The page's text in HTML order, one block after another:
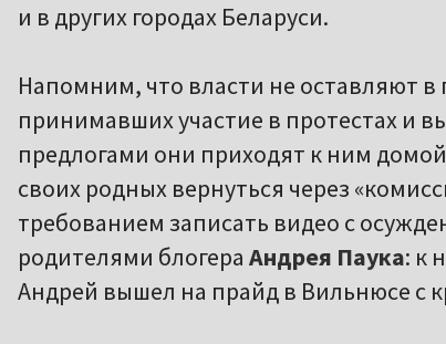
и в других городах Беларуси.
Напомним, что власти не оставляют
принимавших участие в протестах и
предлогами они приходят к ним
своих родных вернуться через
требованием записать видео с
родителями блогера Андрея Паука: к
Андрей вышел на прайд в Вильнюсе с